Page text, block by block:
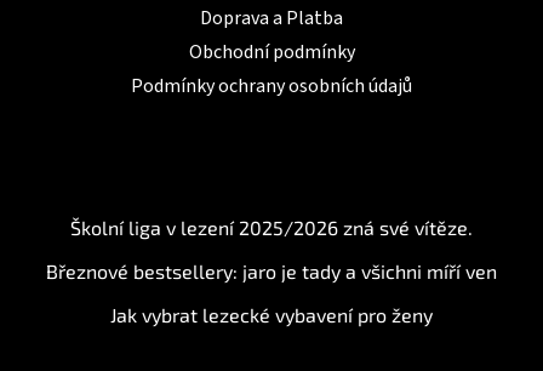
Doprava a Platba
Obchodní podmínky
Podmínky ochrany osobních údajů
Školní liga v lezení 2025/2026 zná své vítěze.
Březnové bestsellery: jaro je tady a všichni míří ven
Jak vybrat lezecké vybavení pro ženy